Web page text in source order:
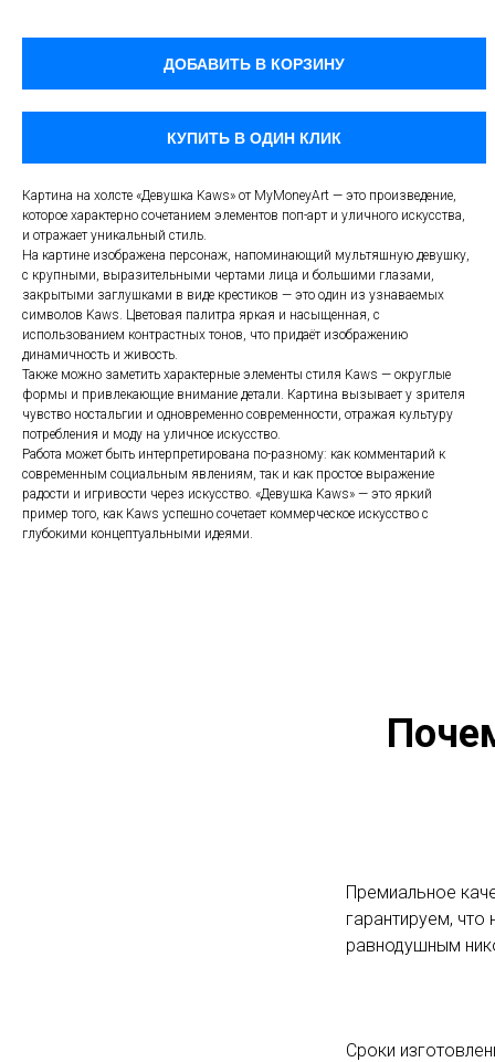
ДОБАВИТЬ В КОРЗИНУ
КУПИТЬ В ОДИН КЛИК
Картина на холсте «Девушка Kaws» от MyMoneyArt — это произведение,
которое характерно сочетанием элементов поп-арт и уличного искусства,
и отражает уникальный стиль.
На картине изображена персонаж, напоминающий мультяшную девушку,
с крупными, выразительными чертами лица и большими глазами,
закрытыми заглушками в виде крестиков — это один из узнаваемых
символов Kaws. Цветовая палитра яркая и насыщенная, с
использованием контрастных тонов, что придаёт изображению
динамичность и живость.
Также можно заметить характерные элементы стиля Kaws — округлые
формы и привлекающие внимание детали. Картина вызывает у зрителя
чувство ностальгии и одновременно современности, отражая культуру
потребления и моду на уличное искусство.
Работа может быть интерпретирована по-разному: как комментарий к
современным социальным явлениям, так и как простое выражение
радости и игривости через искусство. «Девушка Kaws» — это яркий
пример того, как Kaws успешно сочетает коммерческое искусство с
глубокими концептуальными идеями.
Премиальное
гарантируем,
равнодушным
Сроки